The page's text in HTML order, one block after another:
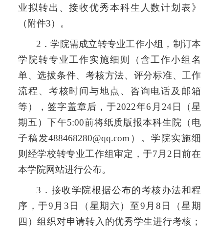
业拟转出、接收优秀本科生人数计划表》
（附件3）。
2．学院需成立转专业工作小组，制订本
学院转专业工作实施细则（含工作小组名
单、选拔条件、考核方法、评分标准、工作
流程、考核时间与地点、咨询电话及邮箱
等），签字盖章后，于2022年6 月 24日（星
期五）下午5:00前将纸质版报本科生院（电
子稿发488468280@qq.com ）。学院实施细
则经学校转专业工作组审定 ，于7月 2 日前在
本学院网站进行公布。
3．接收学院根据公布的考核办法和程
序，于9月 3 日（星期六）至9月8日（星期
四 ）组织对申请转入的优秀学生进行考核；